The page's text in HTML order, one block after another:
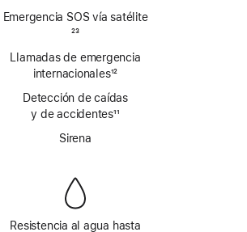
a
de
página
Emergencia SOS vía satélite
pie
página
23
Llamadas de emergencia
internacionales12
Detección de caídas
y de accidentes11
Sirena
Resistencia al agua hasta